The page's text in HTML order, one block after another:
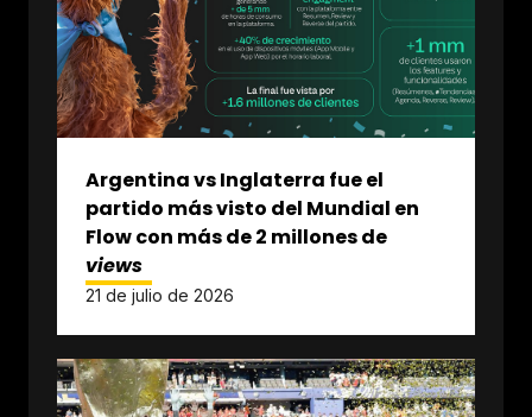
Argentina vs Inglaterra fue el
partido más visto del Mundial en
Flow con más de 2 millones de
views
21 de julio de 2026